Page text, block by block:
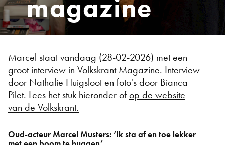
magazine
Marcel staat vandaag (28-02-2026) met een
groot interview in Volkskrant Magazine. Interview
door Nathalie Huigsloot en foto's door Bianca
Pilet. Lees het stuk hieronder ofop de website
van de Volkskrant.
Oud-acteur Marcel Musters: ‘Ik sta af en toe lekker